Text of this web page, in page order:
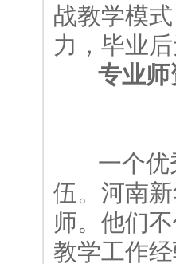
战教学模
力，毕业
专业师
一个优秀
伍。河南
师。他们
教学工作